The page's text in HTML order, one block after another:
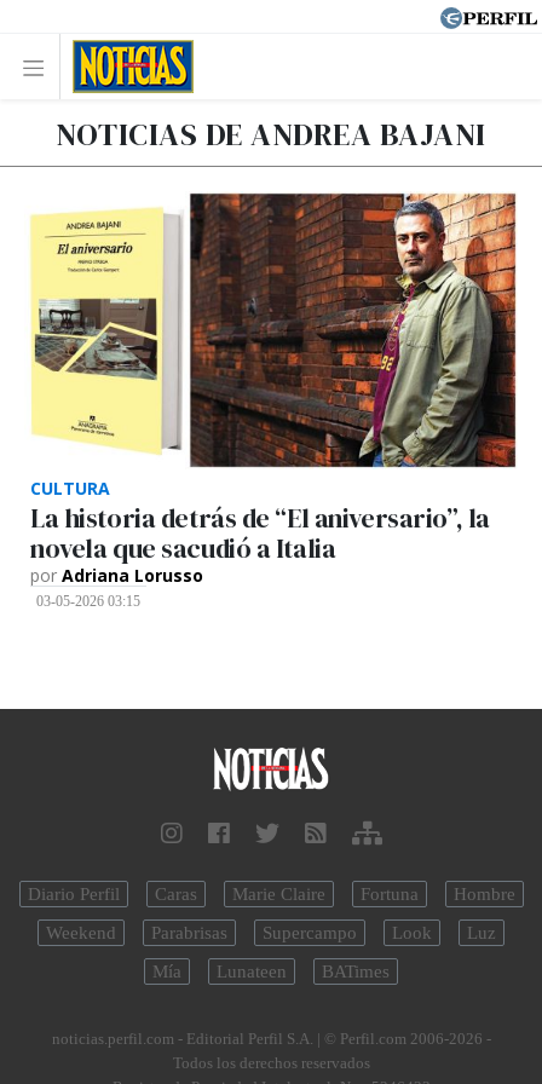
NOTICIAS DE ANDREA BAJANI
CULTURA
La historia detrás de “El aniversario”, la
novela que sacudió a Italia
por Adriana Lorusso
03-05-2026 03:15
Diario Perfil Caras Marie Claire Fortuna
Hombre
Weekend
Parabrisas Supercampo Look
Luz
Mía
Lunateen BATimes
noticias.perfil.com - Editorial Perfil S.A. | © Perfil.com 2006-2026 -
Todos los derechos reservados